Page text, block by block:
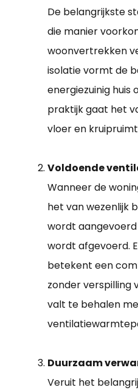
De belangrijkste
die manier
woonvertrekken
isolatie vormt de
energiezuinig huis
praktijk gaat het
vloer en
Voldoende
Wanneer de
het van wezenlijk
wordt
wordt afgevoerd.
betekent een
zonder verspilling
valt te behalen
Duurzaam
Veruit het